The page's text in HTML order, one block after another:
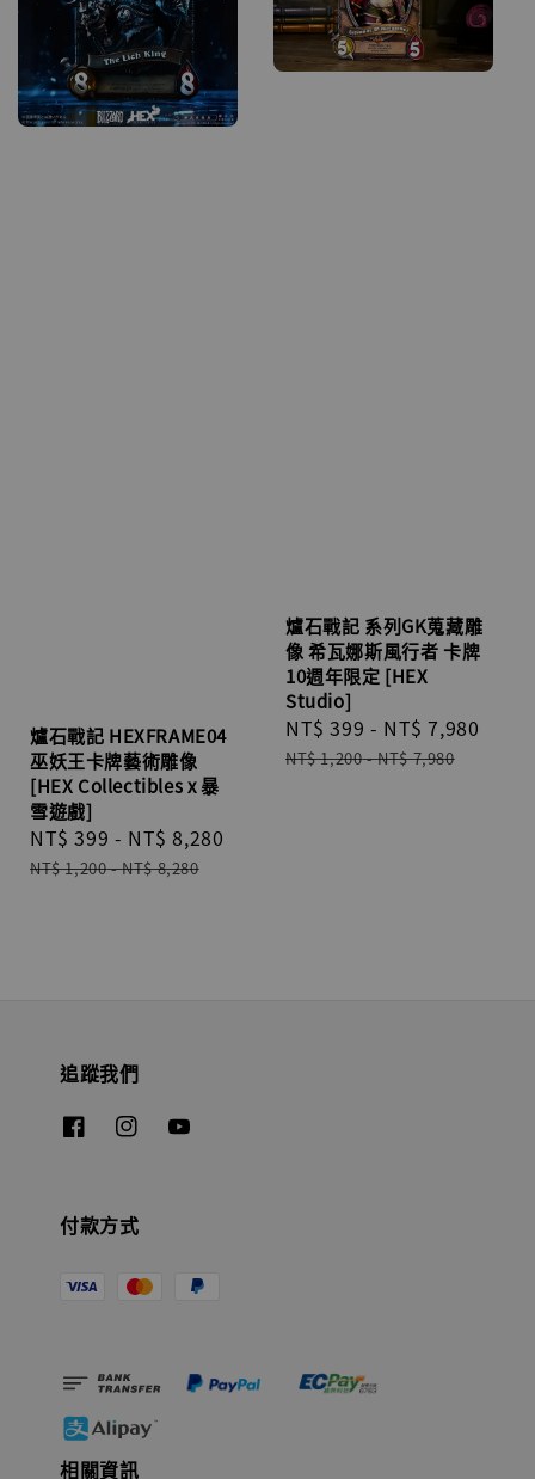
爐石戰記 HEXFRAME04
巫妖王卡牌藝術雕像
[HEX Collectibles x 暴
雪遊戲]
Sale
price
NT$ 399 - NT$ 8,280
NT$ 1,200-NT$ 8,280
爐石戰記 系列GK蒐藏雕
像 希瓦娜斯風行者 卡牌
10週年限定 [HEX
Studio]
Sale
price
NT$ 399 - NT$ 7,980
NT$ 1,200-NT$ 7,980
追蹤我們
付款方式
相關資訊